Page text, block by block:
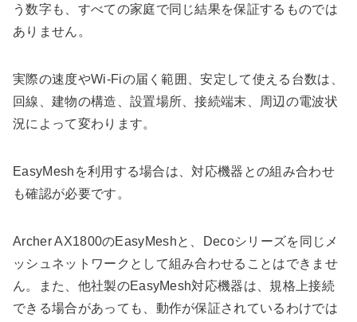
う数字も、すべての家庭で同じ結果を保証するものでは
ありません。
実際の速度やWi-Fiの届く範囲、安定して使える台数は、
回線、建物の構造、設置場所、接続端末、周辺の電波状
況によって変わります。
EasyMeshを利用する場合は、対応機器との組み合わせ
も確認が必要です。
Archer AX1800のEasyMeshと、Decoシリーズを同じメ
ッシュネットワークとして組み合わせることはできませ
ん。また、他社製のEasyMesh対応機器は、規格上接続
できる場合があっても、動作が保証されているわけでは